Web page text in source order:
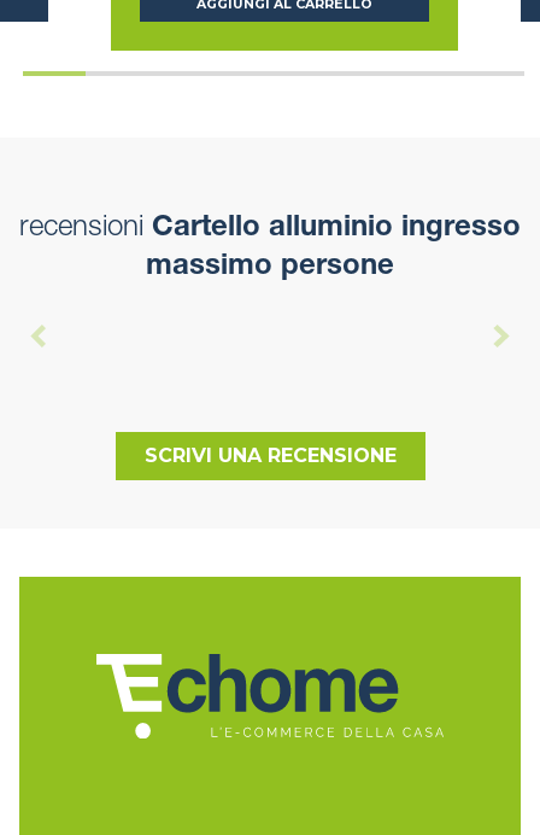
AGGIUNGI AL CARRELLO
recensioni Cartello alluminio ingresso
massimo persone
SCRIVI UNA RECENSIONE